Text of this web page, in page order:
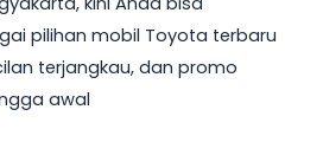
pilihan mobil Toyota terbaru
terjangkau, dan promo
awal